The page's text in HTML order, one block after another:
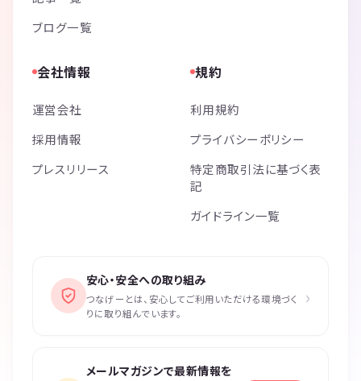
ブログ一覧
会社情報
運営会社
採用情報
プレスリリース
規約
利用規約
プライバシーポリシー
特定商取引法に基づく表
記
ガイドライン一覧
安心・安全への取り組み
つなげーとは、安心してご利用いただける環境づく
りに取り組んでいます。
›
メールマガジンで最新情報を